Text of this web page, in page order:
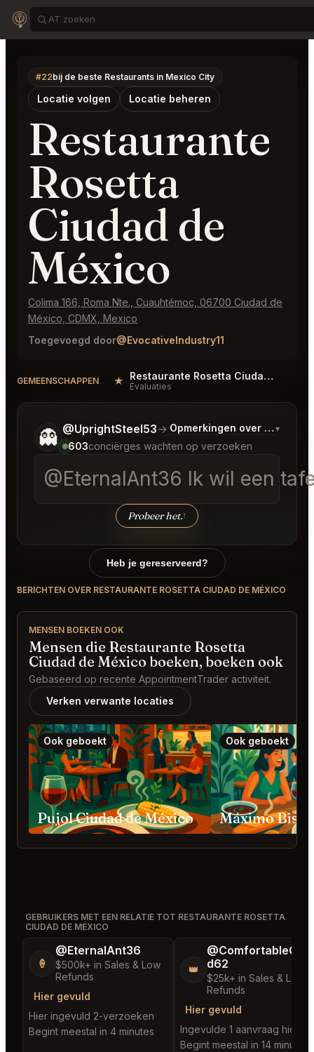
#22bij de beste Restaurants in Mexico City
Locatie volgen Locatie beheren
Restaurante
Rosetta
Ciudad de
México
Colima 166, Roma Nte., Cuauhtémoc, 06700 Ciudad de
México, CDMX, Mexico
Toegevoegd door@EvocativeIndustry11
GEMEENSCHAPPEN ★ Restaurante Rosetta Ciudad de México Reviews
Evaluaties
👻 @UprightSteel53→ Opmerkingen over Laatste
▾
603conciërges wachten op verzoeken
@EternalAnt36 Ik wil een
Probeer het.↑
Vertel me wat je wilt.
Heb je gereserveerd?
BERICHTEN OVER RESTAURANTE ROSETTA CIUDAD DE MÉXICO
MENSEN BOEKEN OOK
Mensen die Restaurante Rosetta
Ciudad de México boeken, boeken ook
Gebaseerd op recente AppointmentTrader activiteit.
Verken verwante locaties
Ook geboekt
Pujol Ciudad de México
Ook geboekt
GEBRUIKERS MET EEN RELATIE TOT RESTAURANTE ROSETTA
CIUDAD DE MÉXICO
🍦
@EternalAnt36
$500k+ in Sales & Low
Refunds
Hier gevuld
Hier ingevuld 2-verzoeken
Begint meestal in 4 minutes
👑
@ComfortableClou
d62
$25k+ in Sales & Low
Refunds
Hier gevuld
Ingevulde 1 aanvraag hier
Begint meestal in 14 minutes